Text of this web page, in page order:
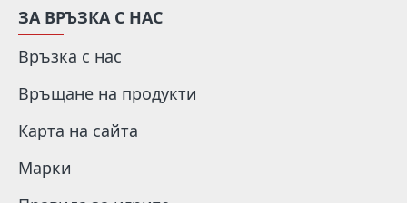
ЗА ВРЪЗКА С НАС
Връзка с нас
Връщане на продукти
Карта на сайта
Марки